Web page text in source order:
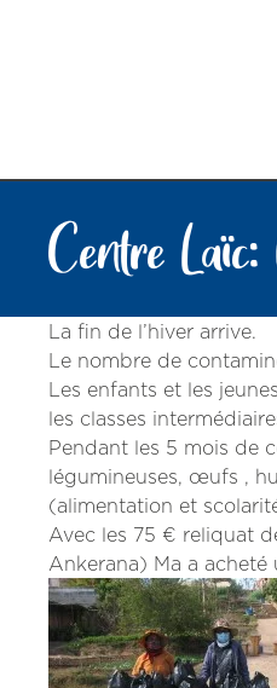
Centre
La fin de l’hiver arrive.
Le nombre de
Les enfants et les
les classes
Pendant les 5 mois de
légumineuses, œufs ,
(alimentation et
Avec les 75 € reliquat
Ankerana) Ma a